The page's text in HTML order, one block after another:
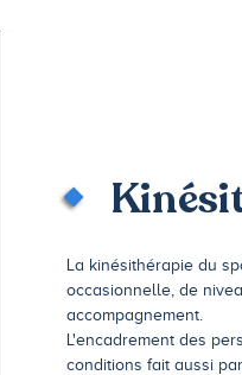
La kinésithérapie du
occasionnelle, de
accompagnement.
L'encadrement des
conditions fait aussi